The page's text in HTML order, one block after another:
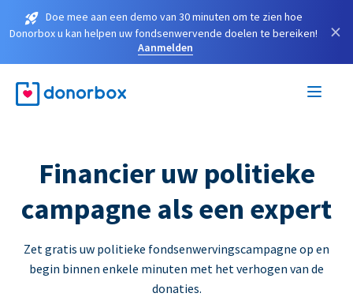
Doe mee aan een demo van 30 minuten om te zien hoe
Donorbox u kan helpen uw fondsenwervende doelen te bereiken!
Aanmelden
×
Financier uw politieke
campagne als een expert
Zet gratis uw politieke fondsenwervingscampagne op en
begin binnen enkele minuten met het verhogen van de
donaties.